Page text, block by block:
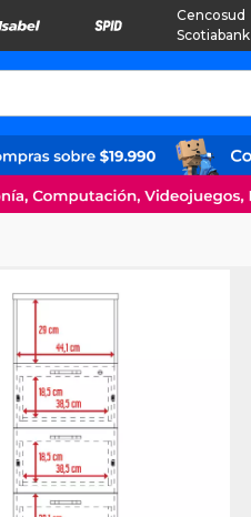
Cencosud
Scotiabank